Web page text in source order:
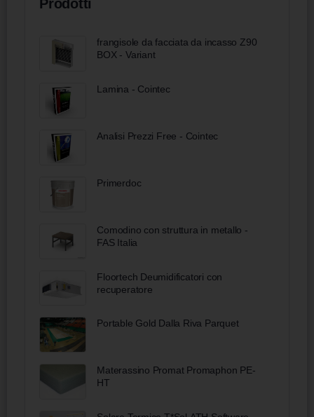
Prodotti
frangisole da facciata da incasso Z90
BOX - Variant
Lamina - Cointec
Analisi Prezzi Free - Cointec
Primerdoc
Comodino con struttura in metallo -
FAS Italia
Floortech Deumidificatori con
recuperatore
Portable Gold Dalla Riva Parquet
Materassino Promat Promaphon PE-
HT